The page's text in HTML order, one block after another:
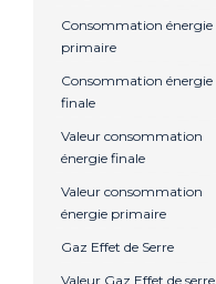
Consommation énergie
primaire
Consommation énergie
finale
Valeur consommation
énergie finale
Valeur consommation
énergie primaire
Gaz Effet de Serre
Valeur Gaz Effet de serre